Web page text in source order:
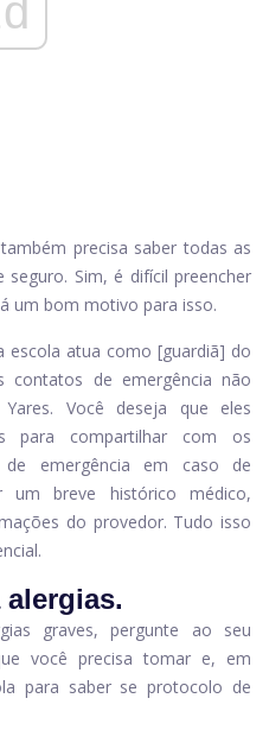
precisa saber todas as
Sim, é difícil preencher
um bom motivo para isso.
escola atua como [guardiã] do
contatos de emergência não
Você deseja que eles
para compartilhar com os
emergência em caso de
um breve histórico médico,
do provedor. Tudo isso
alergias.
graves, pergunte ao seu
você precisa tomar e, em
para saber se protocolo de